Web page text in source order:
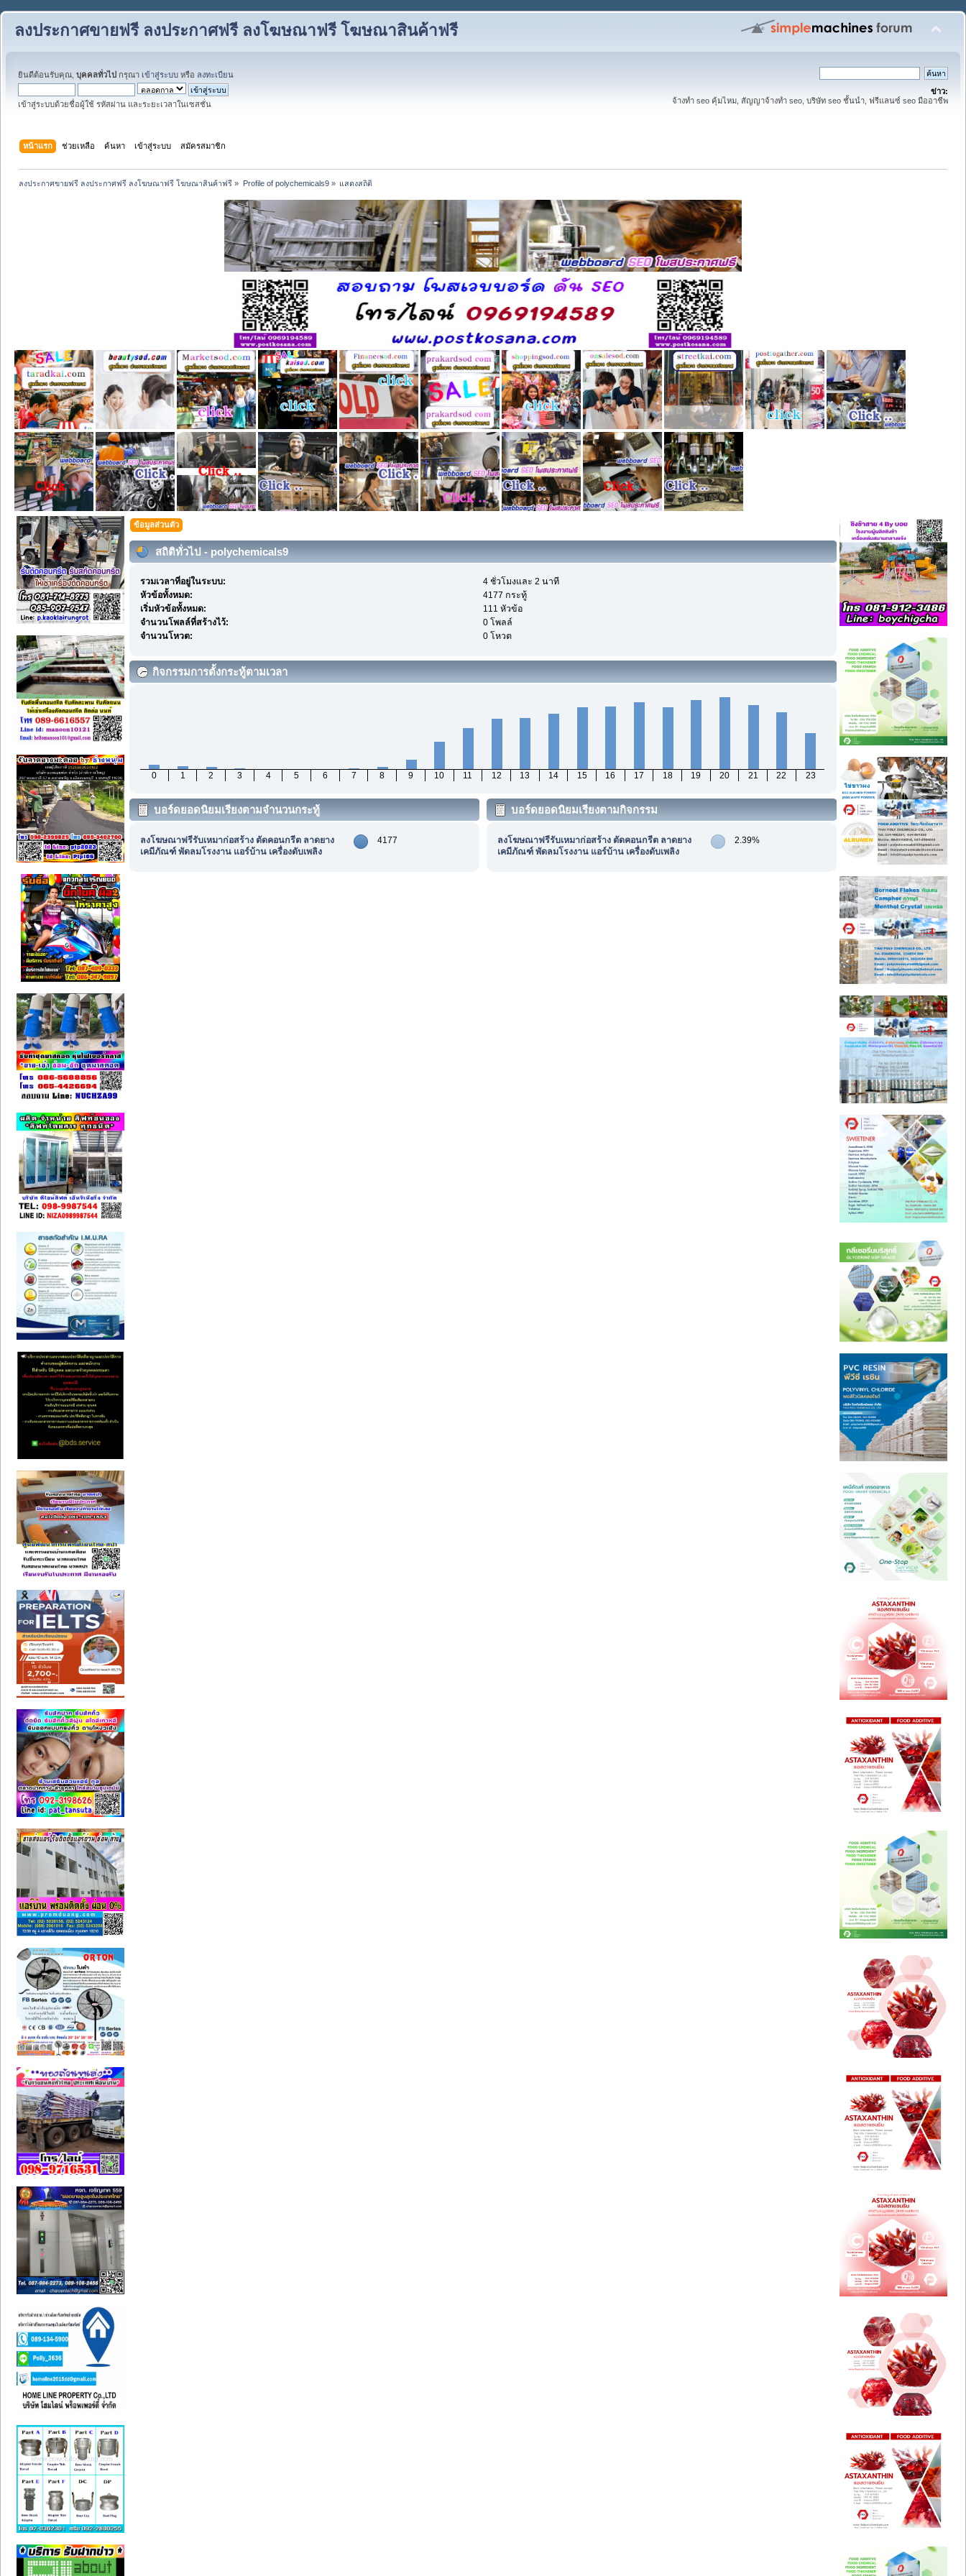
ลงประกาศขายฟรี ลงประกาศฟรี ลงโฆษณาฟรี โฆษณาสินค้าฟรี
ยินดีต้อนรับคุณ, บุคคลทั่วไป กรุณา เข้าสู่ระบบ หรือ ลงทะเบียน
เข้าสู่ระบบด้วยชื่อผู้ใช้ รหัสผ่าน และระยะเวลาในเซสชั่น
ข่าว:
จ้างทำ seo คุ้มไหม, สัญญาจ้างทำ seo, บริษัท seo ชั้นนำ, ฟรีแลนซ์ seo มืออาชีพ
หน้าแรก ช่วยเหลือ ค้นหา เข้าสู่ระบบ สมัครสมาชิก
ลงประกาศขายฟรี ลงประกาศฟรี ลงโฆษณาฟรี โฆษณาสินค้าฟรี » Profile of polychemicals9» แสดงสถิติ
ข้อมูลส่วนตัว
สถิติทั่วไป - polychemicals9
รวมเวลาที่อยู่ในระบบ:
4 ชั่วโมงและ 2 นาที
หัวข้อทั้งหมด:
4177 กระทู้
เริ่มหัวข้อทั้งหมด:
111 หัวข้อ
จำนวนโพลล์ที่สร้างไว้:
0 โพลล์
จำนวนโหวต:
0 โหวต
กิจกรรมการตั้งกระทู้ตามเวลา
0 1 2 3 4 5 6 7 8 9 10 11 12 13 14 15 16 17 18 19 20 21 22 23
บอร์ดยอดนิยมเรียงตามจำนวนกระทู้
ลงโฆษณาฟรีรับเหมาก่อสร้าง ตัดคอนกรีต ลาดยาง
เคมีภัณฑ์ พัดลมโรงงาน แอร์บ้าน เครื่องดับเพลิง
4177
บอร์ดยอดนิยมเรียงตามกิจกรรม
ลงโฆษณาฟรีรับเหมาก่อสร้าง ตัดคอนกรีต ลาดยาง
เคมีภัณฑ์ พัดลมโรงงาน แอร์บ้าน เครื่องดับเพลิง
2.39%